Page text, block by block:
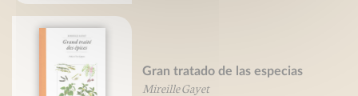
Gran tratado de las especias
Mireille Gayet